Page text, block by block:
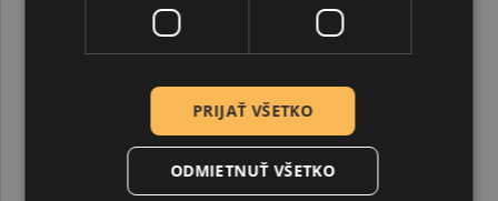
PRIJAŤ VŠETKO
ODMIETNUŤ VŠETKO